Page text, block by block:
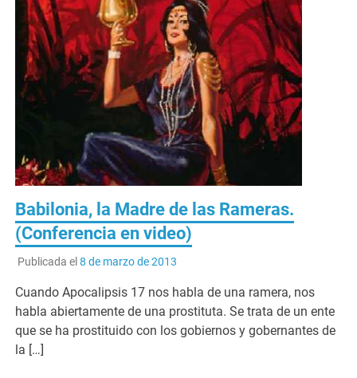
Babilonia, la Madre de las Rameras.
(Conferencia en video)
Publicada el 8 de marzo de 2013
Cuando Apocalipsis 17 nos habla de una ramera, nos
habla abiertamente de una prostituta. Se trata de un ente
que se ha prostituido con los gobiernos y gobernantes de
la […]